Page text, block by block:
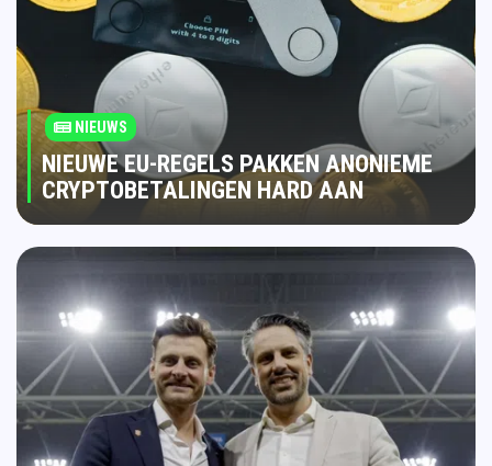
NIEUWS
NIEUWE EU-REGELS PAKKEN ANONIEME
CRYPTOBETALINGEN HARD AAN